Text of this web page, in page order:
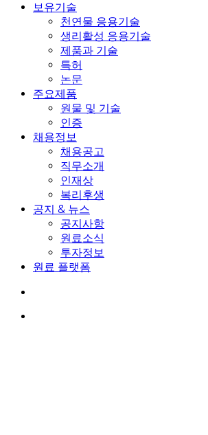
보유기술
천연물 응용기술
생리활성 응용기술
제품과 기술
특허
논문
주요제품
원물 및 기술
인증
채용정보
채용공고
직무소개
인재상
복리후생
공지 & 뉴스
공지사항
원료소식
투자정보
원료 플랫폼